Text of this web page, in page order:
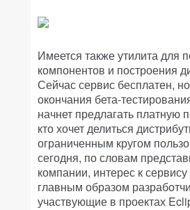
Имеется также утилита для
компонентов и построения
Сейчас сервис бесплатен,
окончания бета-
начнет предлагать платную
кто хочет делиться
ограниченным кругом
сегодня, по словам
компании, интерес к
главным образом
участвующие в проектах